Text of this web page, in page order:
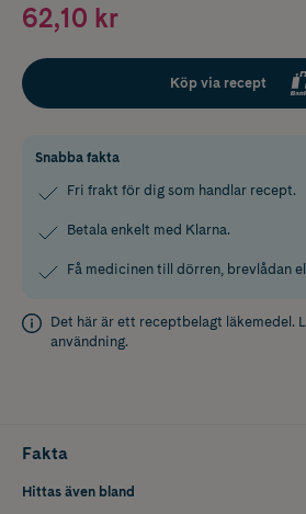
62,10 kr
Köp via recept
Snabba fakta
Fri frakt för dig som handlar recept.
Betala enkelt med Klarna.
Få medicinen till dörren, brevlådan
Det här är ett receptbelagt läkemedel.
användning.
Fakta
Hittas även bland